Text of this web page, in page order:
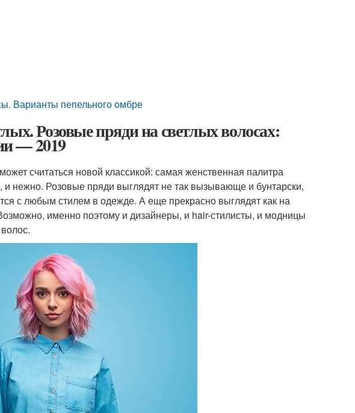
Варианты пепельного омбре
Розовые пряди на светлых волосах:
— 2019
считаться новой классикой: самая женственная палитра
нежно. Розовые пряди выглядят не так вызывающе и бунтарски,
с любым стилем в одежде. А еще прекрасно выглядят как на
именно поэтому и дизайнеры, и hair-стилисты, и модницы